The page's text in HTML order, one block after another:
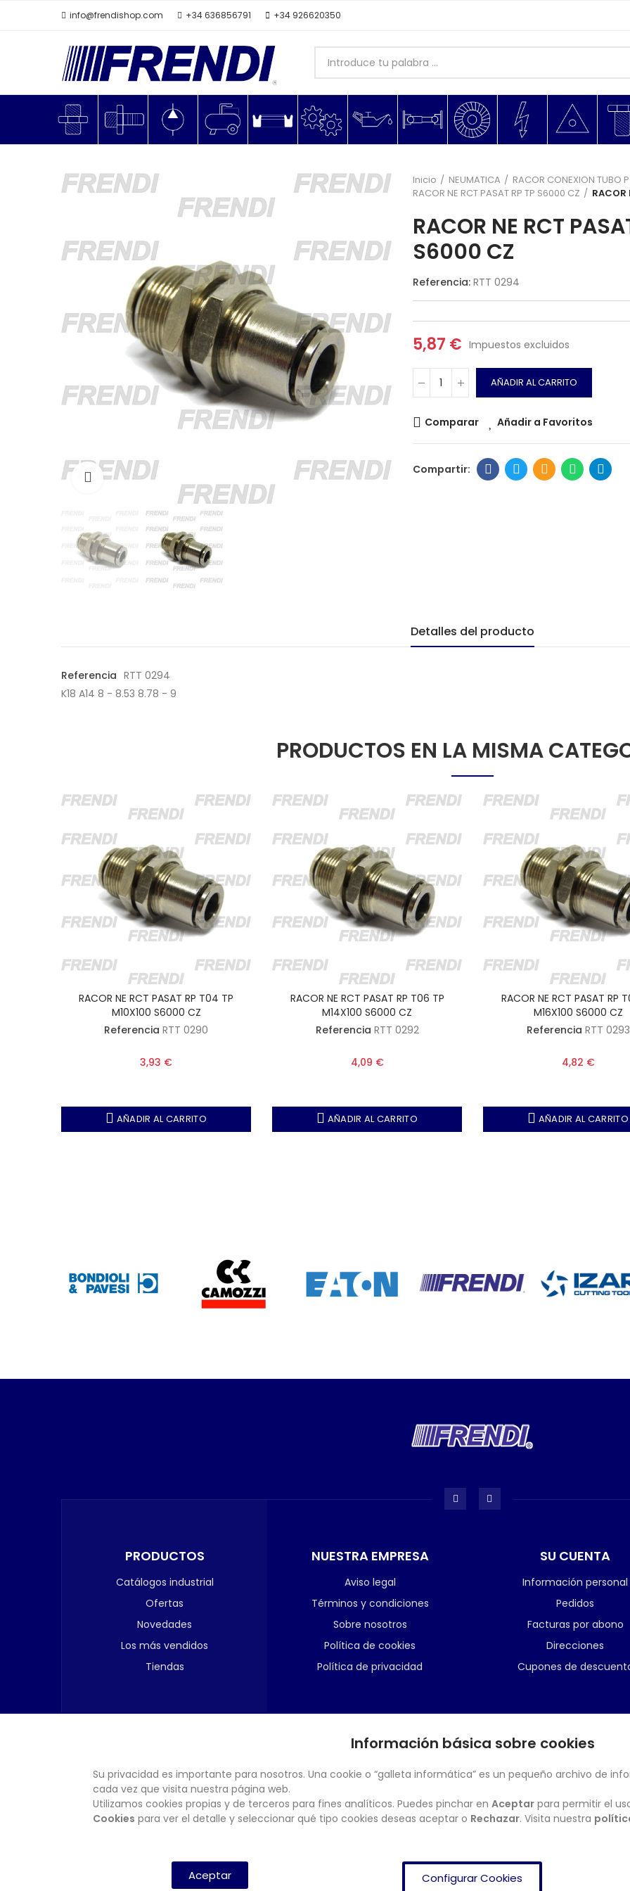
info@frendishop.com +34 636856791 +34 926620350
Click para agrandar
Inicio NEUMATICA
RACOR CONEXION TUBO
RACOR NE RCT PASAT RP TP S6000 CZ
RACOR
RACOR NE RCT
S6000 CZ
Referencia: RTT 0294
5,87 € Impuestos excluidos
AÑADIR AL CARRITO
Comparar Añadir a Favoritos
Detalles del producto
Referencia RTT 0294
K18 A14 8 - 8.53 8.78 - 9
PRODUCTOS EN LA MISMA
RACOR NE RCT PASAT RP T04 TP
M10X100 S6000 CZ
Referencia RTT 0290
3,93 €
AÑADIR AL CARRITO
RACOR NE RCT PASAT RP T06 TP
M14X100 S6000 CZ
Referencia RTT 0292
4,09 €
AÑADIR AL CARRITO
RACOR NE RCT PASAT RP
M16X100 S6000 CZ
Referencia RTT 0293
4,82 €
AÑADIR AL CARRITO
PRODUCTOS
Catálogos industrial
Ofertas
Novedades
Los más vendidos
Tiendas
NUESTRA EMPRESA
Aviso legal
Términos y condiciones
Sobre nosotros
Política de cookies
Política de privacidad
SU CUENTA
Información personal
Pedidos
Facturas por abono
Direcciones
Cupones de
BOLETÍN
Información básica sobre cookies
Su privacidad es importante para nosotros. Una cookie o “galleta informática” es un pequeño archivo de
cada vez que visita nuestra página web.
Utilizamos cookies propias y de terceros para fines analíticos. Puedes pinchar en Aceptar para permitir el
Cookies para ver el detalle y seleccionar qué tipo cookies deseas aceptar o Rechazar. Visita nuestra
Aceptar Configurar Cookies